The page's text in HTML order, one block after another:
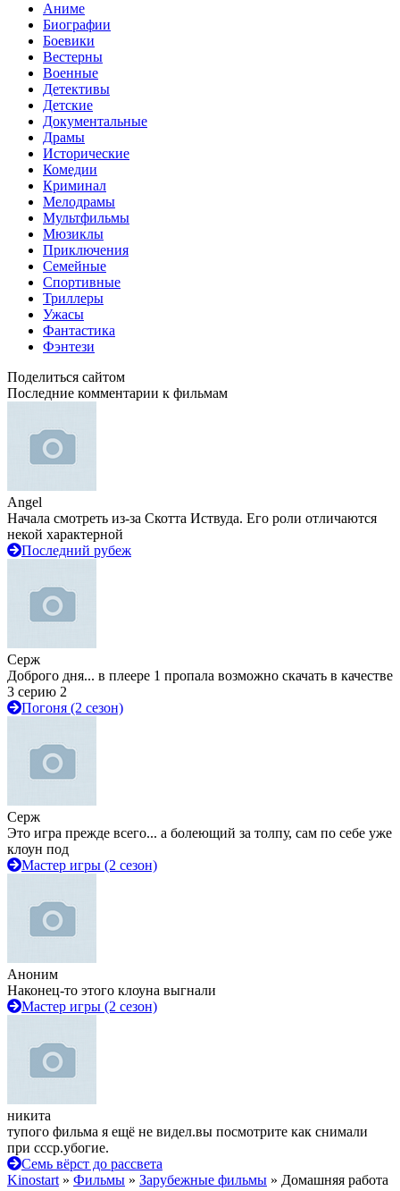
Аниме
Биографии
Боевики
Вестерны
Военные
Детективы
Детские
Документальные
Драмы
Исторические
Комедии
Криминал
Мелодрамы
Мультфильмы
Мюзиклы
Приключения
Семейные
Спортивные
Триллеры
Ужасы
Фантастика
Фэнтези
Поделиться сайтом
Последние комментарии к фильмам
Angel
Начала смотреть из-за Скотта Иствуда. Его роли отличаются
некой характерной
Последний рубеж
Серж
Доброго дня... в плеере 1 пропала возможно скачать в качестве
3 серию 2
Погоня (2 сезон)
Серж
Это игра прежде всего... а болеющий за толпу, сам по себе уже
клоун под
Мастер игры (2 сезон)
Аноним
Наконец-то этого клоуна выгнали
Мастер игры (2 сезон)
никита
тупого фильма я ещё не видел.вы посмотрите как снимали
при ссср.убогие.
Семь вёрст до рассвета
Kinostart » Фильмы » Зарубежные фильмы » Домашняя работа